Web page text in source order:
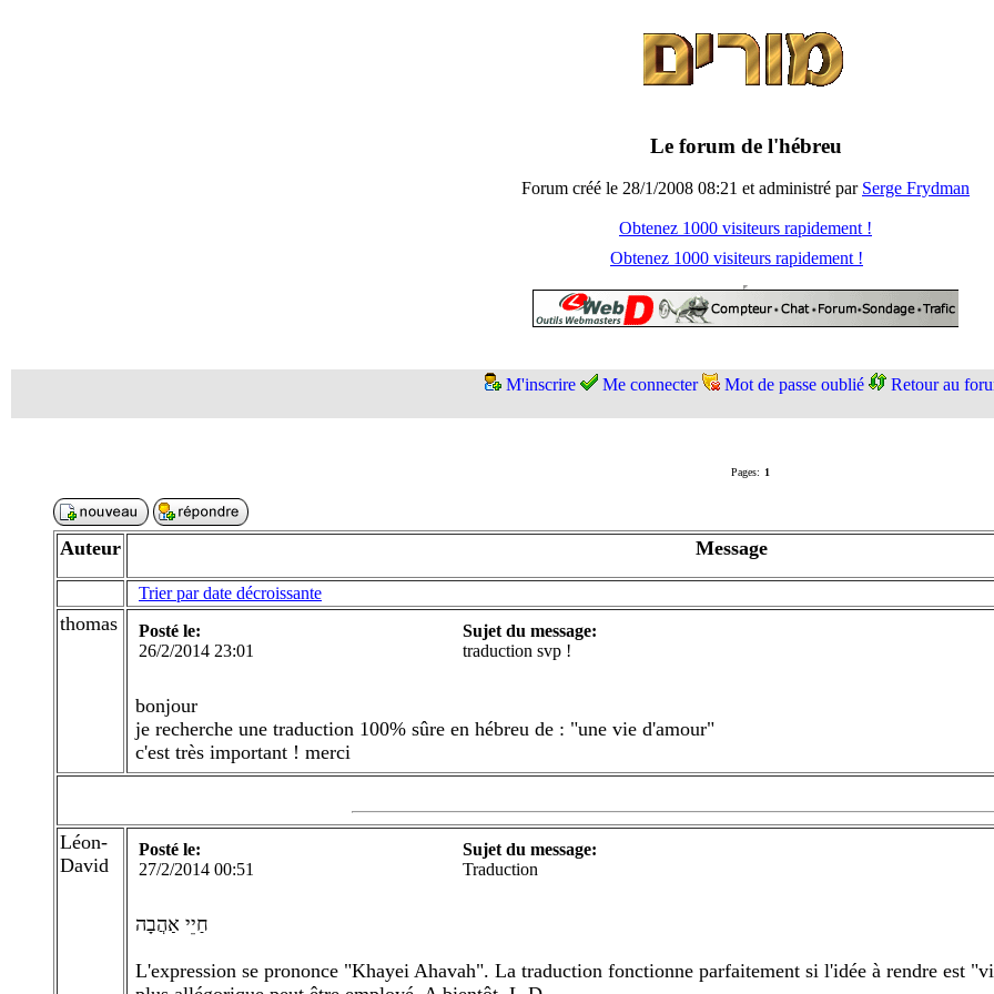
Le forum de l'hébreu
Forum créé le 28/1/2008 08:21 et administré par Serge Frydman
Obtenez 1000 visiteurs rapidement !
Obtenez 1000 visiteurs rapidement !
M'inscrire Me connecter Mot de passe oublié Retour au
Pages: 1
Auteur Message
Trier par date décroissante
thomas
Posté le:
26/2/2014 23:01
Sujet du message:
traduction svp !
bonjour
je recherche une traduction 100% sûre en hébreu de : "une vie d'amour"
c'est très important ! merci
Léon-
David
Posté le:
27/2/2014 00:51
Sujet du message:
Traduction
חַיֵי אַהֲבָה
L'expression se prononce "Khayei Ahavah". La traduction fonctionne parfaitement si l'idée à rendre est